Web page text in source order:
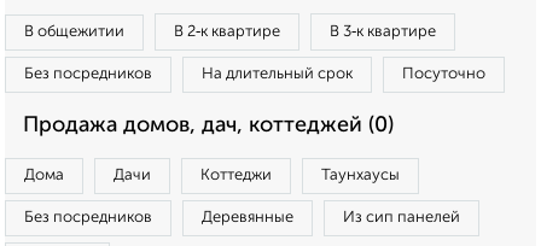
В общежитии В 2‑к квартире В 3‑к квартире
Без посредников На длительный срок Посуточно
Продажа домов, дач, коттеджей (0)
Дома Дачи Коттеджи Таунхаусы
Без посредников Деревянные Из сип панелей